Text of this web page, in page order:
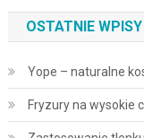
OSTATNIE WPISY
Yope – naturalne
Fryzury na wysokie